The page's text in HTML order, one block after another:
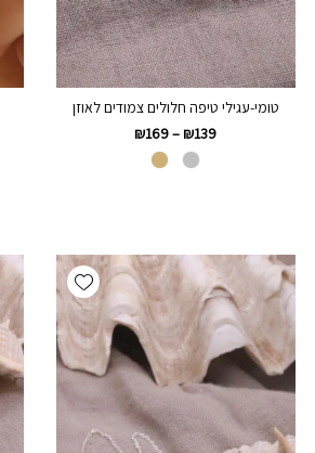
טומי-עגילי טיפה חלולים צמודים לאוזן
₪139
–
₪169
Add
Add wishlist